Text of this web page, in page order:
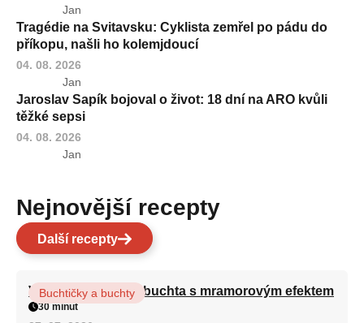
Jan
Tragédie na Svitavsku: Cyklista zemřel po pádu do
příkopu, našli ho kolemjdoucí
04. 08. 2026
Jan
Jaroslav Sapík bojoval o život: 18 dní na ARO kvůli
těžké sepsi
04. 08. 2026
Jan
Nejnovější recepty
Další recepty
Vláčná olejová litá buchta s mramorovým efektem
Buchtičky a buchty
30 minut